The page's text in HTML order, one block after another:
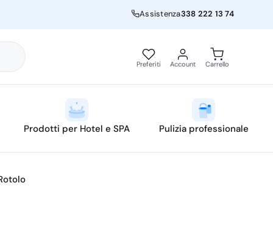
Assistenza338 222 13 74
Preferiti Account Carrello
Prodotti per Hotel e SPA Pulizia professionale